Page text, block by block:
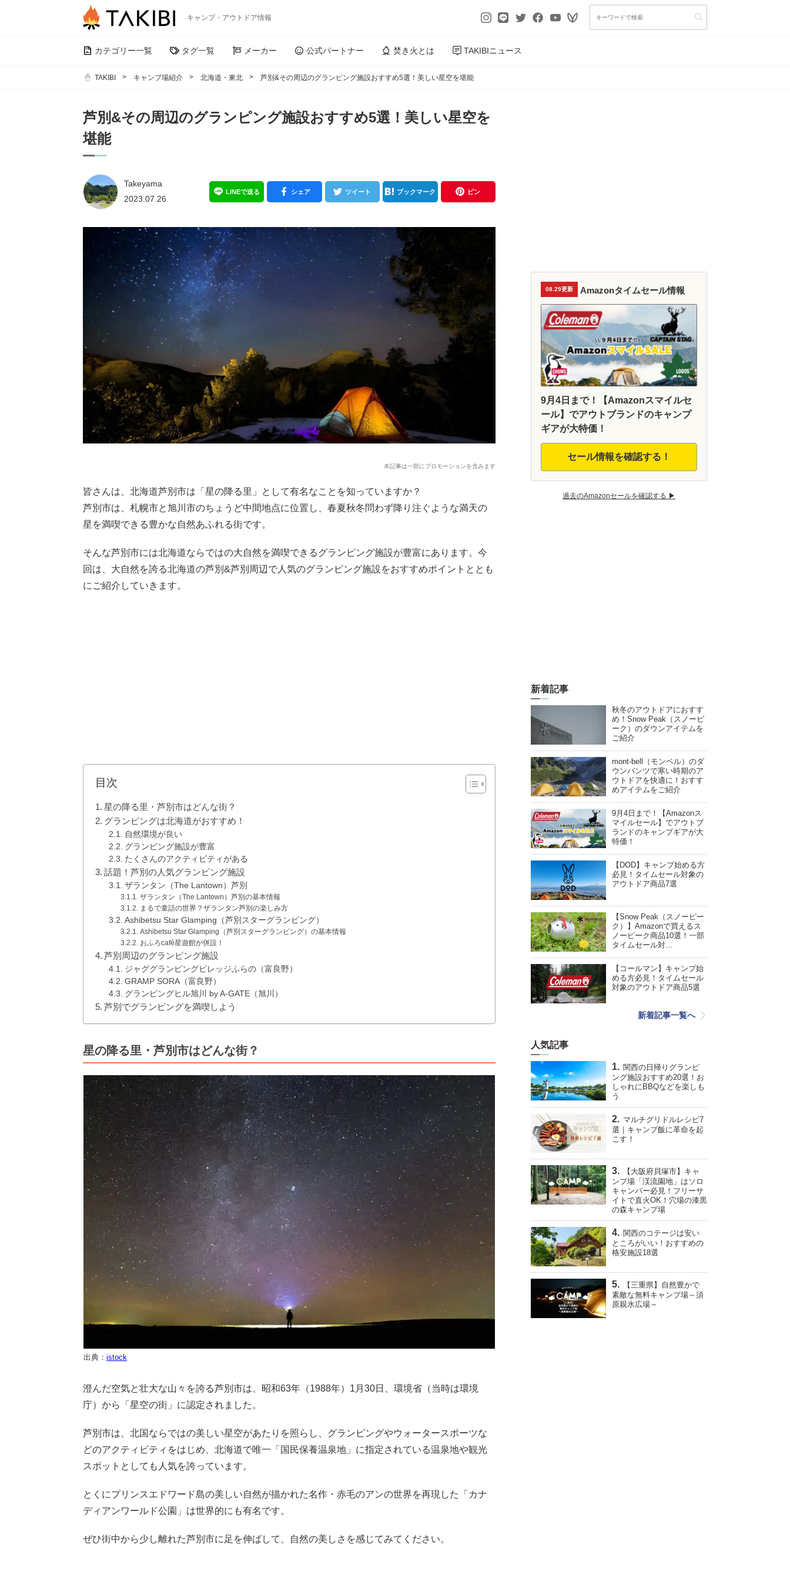
キャンプ・アウトドア情報
カテゴリー一覧 タグ一覧 メーカー 公式パートナー 焚き火とは TAKIBIニュース
TAKIBI キャンプ場紹介 北海道・東北 芦別&その周辺のグランピング施設おすすめ5選！美しい星空を堪能
芦別&その周辺のグランピング施設おすすめ5選！美しい星空を
堪能
Takeyama
2023.07.26
LINEで送る シェア ツイート ブックマーク ピン
本記事は一部にプロモーションを含みます
皆さんは、北海道芦別市は「星の降る里」として有名なことを知っていますか？
芦別市は、札幌市と旭川市のちょうど中間地点に位置し、春夏秋冬問わず降り注ぐような満天の
星を満喫できる豊かな自然あふれる街です。
そんな芦別市には北海道ならではの大自然を満喫できるグランピング施設が豊富にあります。今
回は、大自然を誇る北海道の芦別&芦別周辺で人気のグランピング施設をおすすめポイントととも
にご紹介していきます。
目次
星の降る里・芦別市はどんな街？
グランピングは北海道がおすすめ！
自然環境が良い
グランピング施設が豊富
たくさんのアクティビティがある
話題！芦別の人気グランピング施設
ザランタン（The Lantown）芦別
ザランタン（The Lantown）芦別の基本情報
まるで童話の世界？ザランタン芦別の楽しみ方
Ashibetsu Star Glamping（芦別スターグランピング）
Ashibetsu Star Glamping（芦別スターグランピング）の基本情報
おふろcafé星遊館が併設！
芦別周辺のグランピング施設
ジャググランピングビレッジふらの（富良野）
GRAMP SORA（富良野）
グランピングヒル旭川 by A-GATE（旭川）
芦別でグランピングを満喫しよう
星の降る里・芦別市はどんな街？
出典： istock
澄んだ空気と壮大な山々を誇る芦別市は、昭和63年（1988年）1月30日、環境省（当時は環境
庁）から「星空の街」に認定されました。
芦別市は、北国ならではの美しい星空があたりを照らし、グランピングやウォータースポーツな
どのアクティビティをはじめ、北海道で唯一「国民保養温泉地」に指定されている温泉地や観光
スポットとしても人気を誇っています。
とくにプリンスエドワード島の美しい自然が描かれた名作・赤毛のアンの世界を再現した「カナ
ディアンワールド公園」は世界的にも有名です。
ぜひ街中から少し離れた芦別市に足を伸ばして、自然の美しさを感じてみてください。
08.29更新 Amazonタイムセール情報
9月4日まで！【Amazonスマイルセ
ール】でアウトブランドのキャンプ
ギアが大特価！
セール情報を確認する！
過去のAmazonセールを確認する ▶︎
新着記事
秋冬のアウトドアにおすす
め！Snow Peak（スノーピ
ーク）のダウンアイテムを
ご紹介
mont-bell（モンベル）のダ
ウンパンツで寒い時期のア
ウトドアを快適に！おすす
めアイテムをご紹介
9月4日まで！【Amazonス
マイルセール】でアウトブ
ランドのキャンプギアが大
特価！
【DOD】キャンプ始める方
必見！タイムセール対象の
アウトドア商品7選
【Snow Peak（スノーピー
ク）】Amazonで買えるス
ノーピーク商品10選！一部
タイムセール対…
【コールマン】キャンプ始
める方必見！タイムセール
対象のアウトドア商品5選
新着記事一覧へ
人気記事
関西の日帰りグランピ
ング施設おすすめ20選！お
しゃれにBBQなどを楽しも
う
マルチグリドルレシピ7
選｜キャンプ飯に革命を起
こす！
【大阪府貝塚市】キャ
ンプ場「渓流園地」はソロ
キャンパー必見！フリーサ
イトで直火OK！穴場の漆黒
の森キャンプ場
関西のコテージは安い
ところがいい！おすすめの
格安施設18選
【三重県】自然豊かで
素敵な無料キャンプ場～須
原親水広場～